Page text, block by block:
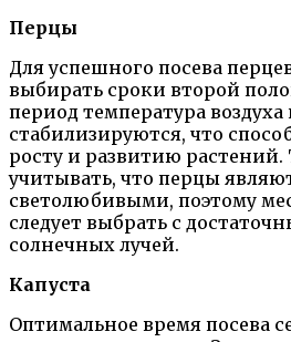
Перцы
Для успешного посева
выбирать сроки второй
период температура
стабилизируются, что
росту и развитию растений.
учитывать, что перцы
светолюбивыми, поэтому
следует выбрать с
солнечных лучей.
Капуста
Оптимальное время посева